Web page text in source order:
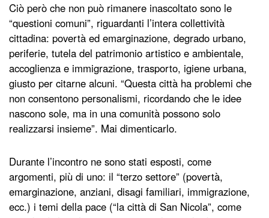
Ciò però che non può rimanere inascoltato sono le
“questioni comuni”, riguardanti l’intera collettività
cittadina: povertà ed emarginazione, degrado urbano,
periferie, tutela del patrimonio artistico e ambientale,
accoglienza e immigrazione, trasporto, igiene urbana,
giusto per citarne alcuni. “Questa città ha problemi che
non consentono personalismi, ricordando che le idee
nascono sole, ma in una comunità possono solo
realizzarsi insieme”. Mai dimenticarlo.
Durante l’incontro ne sono stati esposti, come
argomenti, più di uno: il “terzo settore” (povertà,
emarginazione, anziani, disagi familiari, immigrazione,
ecc.) i temi della pace (“la città di San Nicola”, come